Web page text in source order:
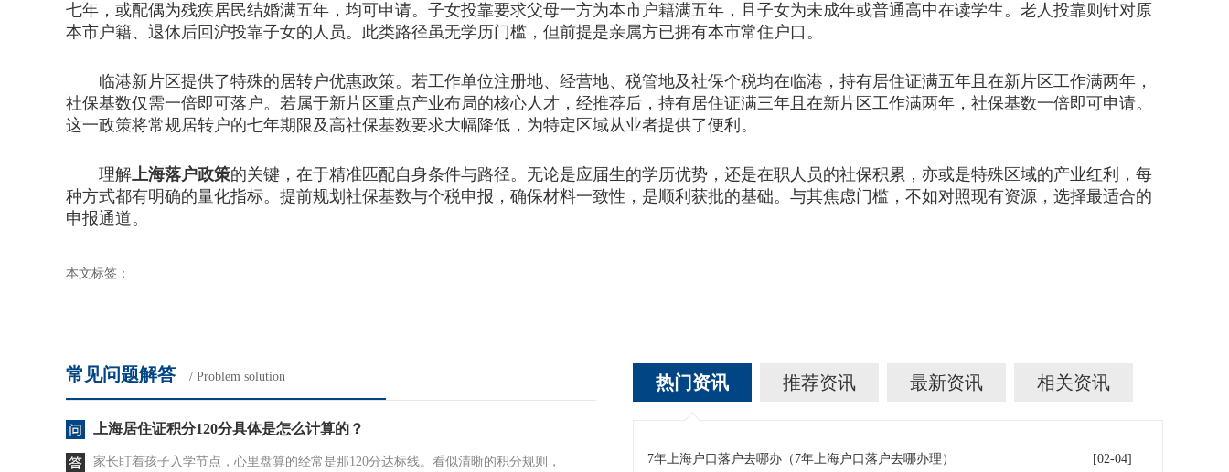
七年，或配偶为残疾居民结婚满五年，均可申请。子女投靠要求父母一方为本市户籍满五年，且子女为未成年或普通高中在读学生。老人投靠则针对原
本市户籍、退休后回沪投靠子女的人员。此类路径虽无学历门槛，但前提是亲属方已拥有本市常住户口。
临港新片区提供了特殊的居转户优惠政策。若工作单位注册地、经营地、税管地及社保个税均在临港，持有居住证满五年且在新片区工作满两年，
社保基数仅需一倍即可落户。若属于新片区重点产业布局的核心人才，经推荐后，持有居住证满三年且在新片区工作满两年，社保基数一倍即可申请。
这一政策将常规居转户的七年期限及高社保基数要求大幅降低，为特定区域从业者提供了便利。
理解上海落户政策的关键，在于精准匹配自身条件与路径。无论是应届生的学历优势，还是在职人员的社保积累，亦或是特殊区域的产业红利，每
种方式都有明确的量化指标。提前规划社保基数与个税申报，确保材料一致性，是顺利获批的基础。与其焦虑门槛，不如对照现有资源，选择最适合的
申报通道。
本文标签：
常见问题解答 / Problem solution
上海居住证积分120分具体是怎么计算的？
家长盯着孩子入学节点，心里盘算的经常是那120分达标线。看似清晰的积分规则，
热门资讯 推荐资讯 最新资讯 相关资讯
7年上海户口落户去哪办（7年上海户口落户去哪办理） [02-04]